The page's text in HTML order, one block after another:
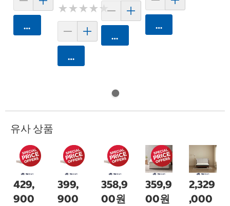
카트에 담기
★★★★★
★★★★★
카트에 담기
카트에 담기
카트에 담기
유사 상품
429,
900
399,
900
358,9
00원
359,9
00원
2,329
,000